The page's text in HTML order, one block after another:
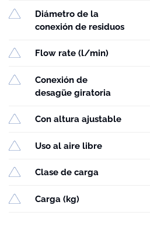
Diámetro de la
conexión de residuos
Flow rate (l/min)
Conexión de
desagüe giratoria
Con altura ajustable
Uso al aire libre
Clase de carga
Carga (kg)